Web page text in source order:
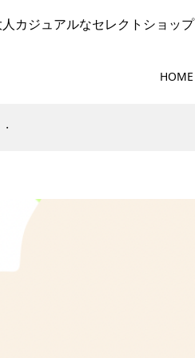
カジュアルなセレクトショップ
HOME